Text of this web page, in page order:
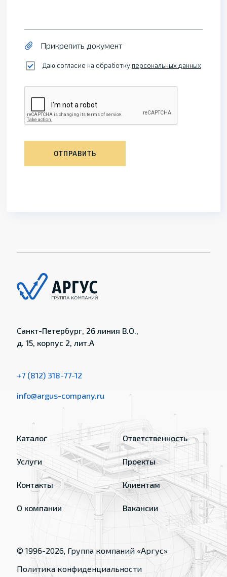
Прикрепить документ
Даю согласие на обработку персональных данных
ОТПРАВИТЬ
Санкт-Петербург, 26 линия В.О.,
д. 15, корпус 2, лит.А
+7 (812) 318-77-12
info@argus-company.ru
Каталог
Услуги
Контакты
О компании
Ответственность
Проекты
Клиентам
Вакансии
© 1996-2026, Группа компаний «Аргус»
Политика конфиденциальности